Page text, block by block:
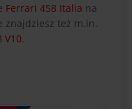
Ferrari 458 Italia na
znajdziesz też m.in.
V10.